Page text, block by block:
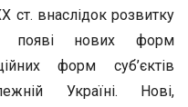
ст. внаслідок розвитку
появі нових форм
форм суб’єктів
Україні. Нові,